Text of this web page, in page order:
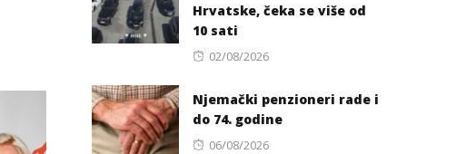
Hrvatske, čeka se više od
10 sati
Posted
02/08/2026
Njemački penzioneri rade i
do 74. godine
Posted
06/08/2026